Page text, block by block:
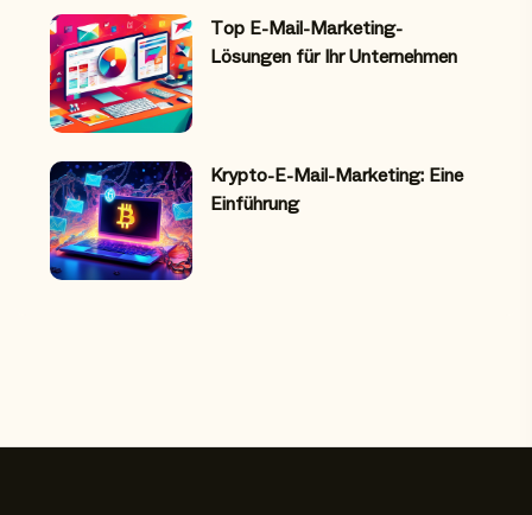
Top E-Mail-Marketing-
Lösungen für Ihr Unternehmen
Krypto-E-Mail-Marketing: Eine
Einführung